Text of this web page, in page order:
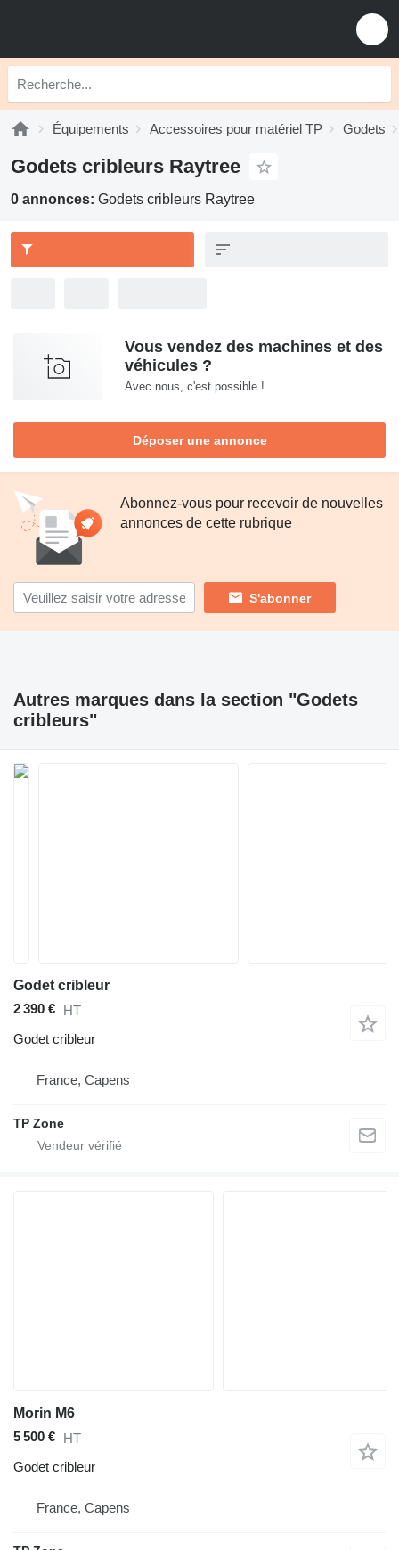
Équipements Accessoires pour matériel TP Godets
Godets cribleurs Raytree
0 annonces: Godets cribleurs Raytree
Vous vendez des machines et des
véhicules ?
Avec nous, c'est possible !
Déposer une annonce
Abonnez-vous pour recevoir de nouvelles
annonces de cette rubrique
S'abonner
Autres marques dans la section "Godets
cribleurs"
Godet cribleur
2 390 € HT
Godet cribleur
France, Capens
TP Zone
Morin M6
5 500 € HT
Godet cribleur
France, Capens